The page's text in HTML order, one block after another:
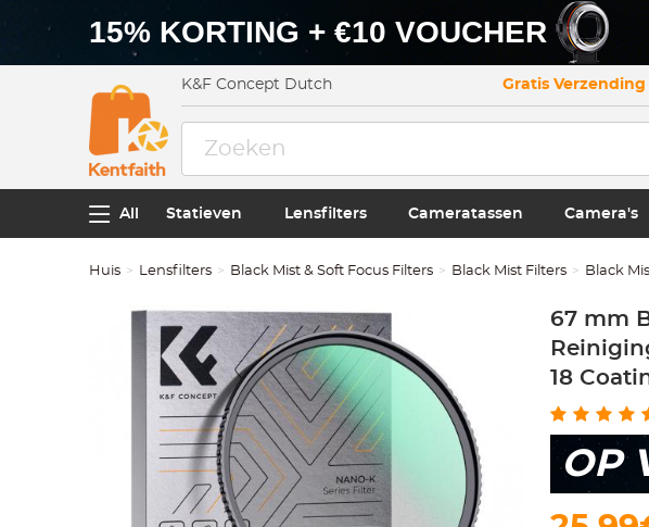
15% KORTING + €10 VOUCHER
K&F Concept Dutch Gratis
All Statieven Lensfilters Cameratassen Camera's
Huis Lensfilters Black Mist & Soft Focus Filters Black Mist Filters Black
67 mm
18
OP